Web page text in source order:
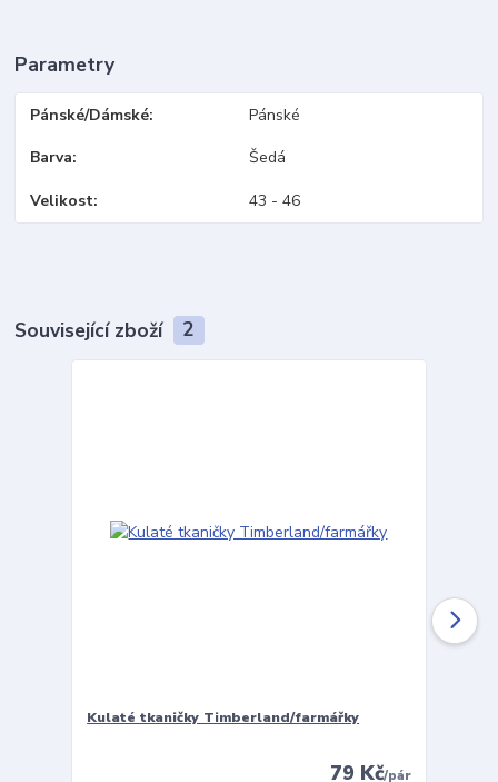
Parametry
Pánské/Dámské Pánské
Barva Šedá
Velikost 43 - 46
Související zboží 2
Kulaté tkaničky Timberland/farmářky
79 Kč/pár